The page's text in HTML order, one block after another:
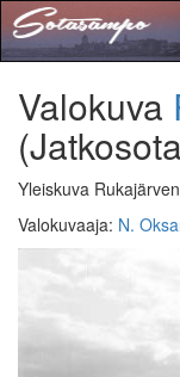
Valokuva
Yleiskuva
Valokuvaaja: N.